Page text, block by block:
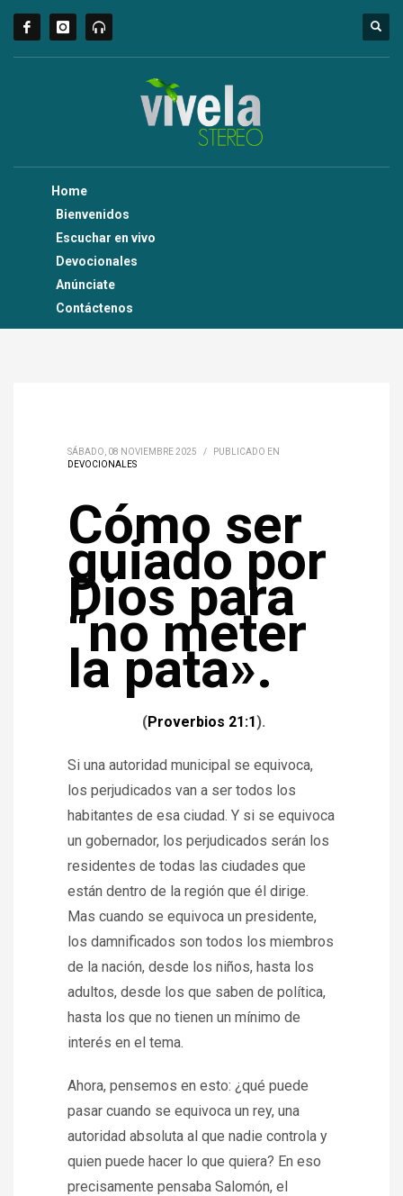
Home
Bienvenidos
Escuchar en vivo
Devocionales
Anúnciate
Contáctenos
SÁBADO, 08 NOVIEMBRE 2025 /
PUBLICADO EN
DEVOCIONALES
Cómo ser
guiado por
Dios para
“no meter
la pata».
(Proverbios 21:1).
Si una autoridad municipal se equivoca,
los perjudicados van a ser todos los
habitantes de esa ciudad. Y si se equivoca
un gobernador, los perjudicados serán los
residentes de todas las ciudades que
están dentro de la región que él dirige.
Mas cuando se equivoca un presidente,
los damnificados son todos los miembros
de la nación, desde los niños, hasta los
adultos, desde los que saben de política,
hasta los que no tienen un mínimo de
interés en el tema.
Ahora, pensemos en esto: ¿qué puede
pasar cuando se equivoca un rey, una
autoridad absoluta al que nadie controla y
quien puede hacer lo que quiera? En eso
precisamente pensaba Salomón, el